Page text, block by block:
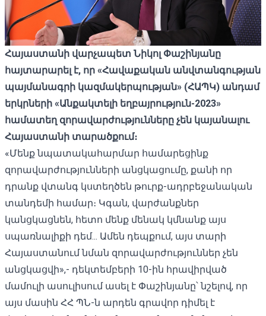
Հայաստանի վարչապետ Նիկոլ Փաշինյանը
հայտարարել է, որ «Հավաքական անվտանգության
պայմանագրի կազմակերպության» (ՀԱՊԿ) անդամ
երկրների «Անքակտելի եղբայրություն-2023»
համատեղ զորավարժությունները չեն կայանալու
Հայաստանի տարածքում։
«Մենք նպատակահարմար համարեցինք
զորավարժությունների անցկացումը, քանի որ
դրանք վտանգ կստեղծեն թուրք-ադրբեջանական
տանդեմի համար։ Կգան, վարժանքներ
կանցկացնեն, հետո մենք մենակ կմնանք այս
սպառնալիքի դեմ... Ամեն դեպքում, այս տարի
Հայաստանում նման զորավարժություններ չեն
անցկացվի»,- դեկտեմբերի 10-ին հրավիրված
մամուլի ասուլիսում ասել է Փաշինյանը՝ նշելով, որ
այս մասին ՀՀ ՊՆ-ն արդեն գրավոր դիմել է